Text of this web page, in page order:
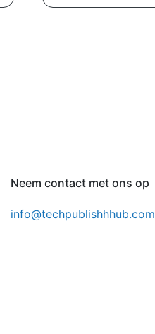
Neem contact met ons op
info@techpublishhhub.com